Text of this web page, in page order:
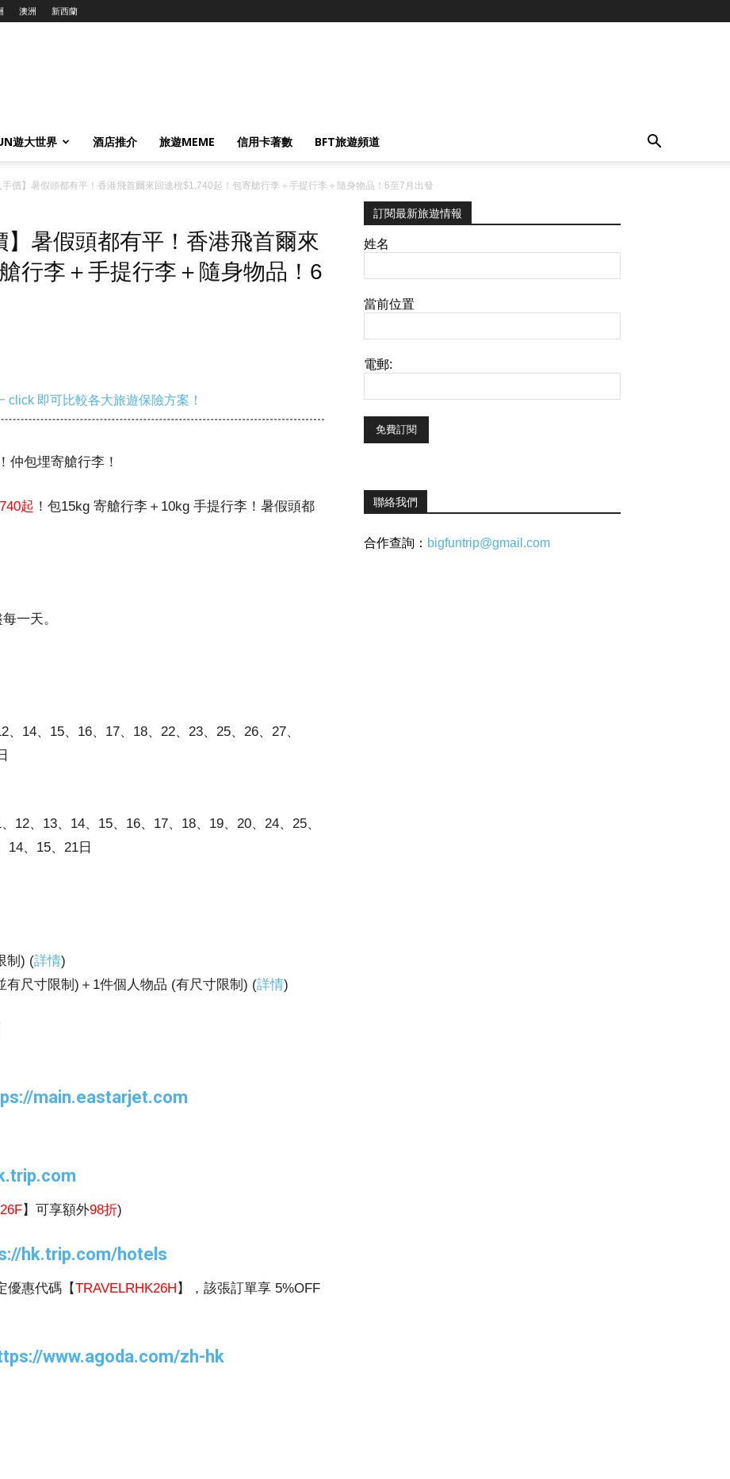
澳洲 新西蘭
遊大世界 酒店推介 旅遊MEME 信用卡著數 BFT旅遊頻道
手價】暑假頭都有平！香港飛首爾來回連稅$1,740起！包寄艙行李＋手提行李＋隨身物品！6至7月出發
】暑假頭都有平！香港飛首爾來
行李＋手提行李＋隨身物品！6
即可比較各大旅遊保險方案！
仲包埋寄艙行李！
起 ！包15kg 寄艙行李＋10kg 手提行李！暑假頭都
一天。
14、15、16、17、18、22、23、25、26、27、
12、13、14、15、16、17、18、19、20、24、25、
14、15、21日
制) (詳情)
尺寸限制)＋1件個人物品 (有尺寸限制) (詳情)
main.eastarjet.com
】可享額外98折)
hk.trip.com/hotels
優惠代碼【TRAVELRHK26H 】，該張訂單享 5%OFF
www.agoda.com/zh-hk
訂閱最新旅遊情報
姓名
當前位置
電郵:
聯絡我們
合作查詢： bigfuntrip@gmail.com